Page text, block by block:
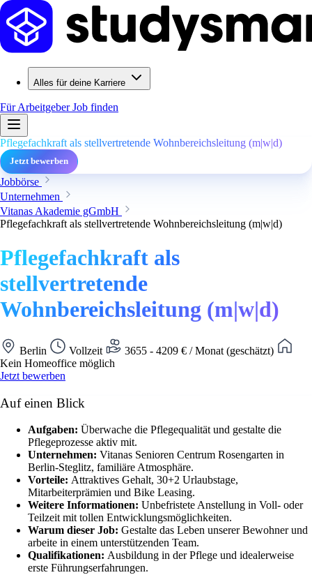
Alles für deine Karriere
Für ArbeitgeberJob finden
Pflegefachkraft als stellvertretende Wohnbereichsleitung (m|w|d)
Jetzt bewerben
Jobbörse
Unternehmen
Vitanas Akademie gGmbH
Pflegefachkraft als stellvertretende Wohnbereichsleitung (m|w|d)
Pflegefachkraft als
stellvertretende
Wohnbereichsleitung (m|w|d)
Berlin Vollzeit
3655 - 4209 € / Monat (geschätzt)
Kein Homeoffice möglich
Jetzt bewerben
Auf einen Blick
Aufgaben: Überwache die Pflegequalität und gestalte die
Pflegeprozesse aktiv mit.
Unternehmen: Vitanas Senioren Centrum Rosengarten in
Berlin-Steglitz, familiäre Atmosphäre.
Vorteile: Attraktives Gehalt, 30+2 Urlaubstage,
Mitarbeiterprämien und Bike Leasing.
Weitere Informationen: Unbefristete Anstellung in Voll- oder
Teilzeit mit tollen Entwicklungsmöglichkeiten.
Warum dieser Job: Gestalte das Leben unserer Bewohner und
arbeite in einem unterstützenden Team.
Qualifikationen: Ausbildung in der Pflege und idealerweise
erste Führungserfahrungen.